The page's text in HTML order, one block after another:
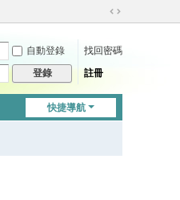
切
到
自動登錄
找回密碼
登錄 註冊
快捷導航